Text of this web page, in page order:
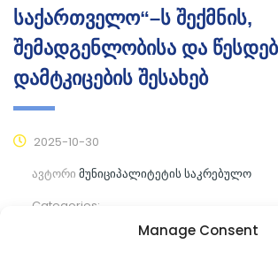
Manage Consent
საქართველო“–ს შექმნის,
შემადგენლობისა და
დამტკიცების შესახებ
2025-10-30
ავტორი მუნიციპალიტეტის საკრებულო
Categories:
კომენტარები ჯერ არ არის